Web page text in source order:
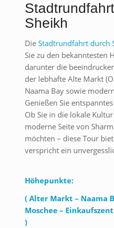
Sheikh
Die Stadtrundfahrt durch
Sie zu den bekanntesten
darunter die
der lebhafte Alte Markt
Naama Bay sowie
Genießen Sie
Ob Sie in die lokale
moderne Seite von
möchten – diese Tour
verspricht ein
Höhepunkte:
( Alter Markt – Naama
Moschee –
)